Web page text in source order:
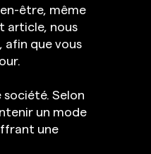
être, même
article, nous
afin que vous
Selon
un mode
une